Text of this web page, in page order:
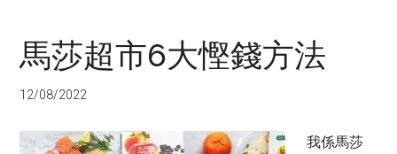
馬莎超市6大慳錢方法
12/08/2022
我係馬莎